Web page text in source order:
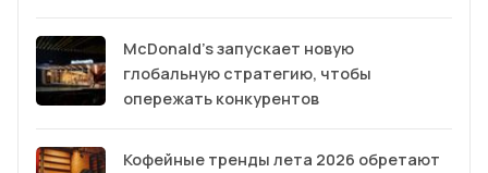
McDonald’s запускает новую
глобальную стратегию, чтобы
опережать конкурентов
Кофейные тренды лета 2026 обретают